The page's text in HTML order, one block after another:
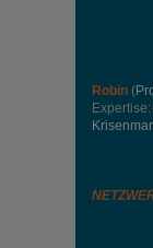
Robin (